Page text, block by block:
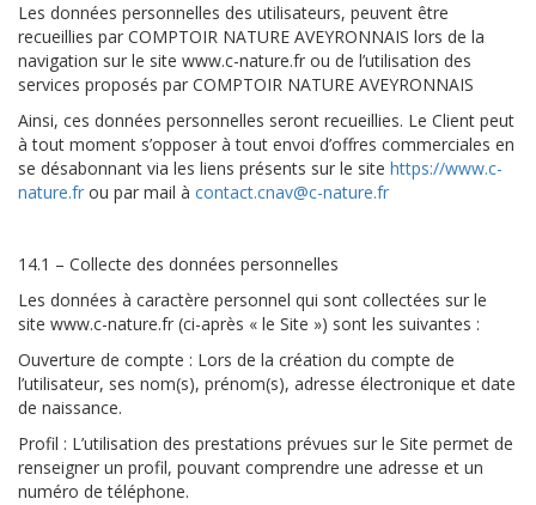
Les données personnelles des utilisateurs, peuvent être
recueillies par COMPTOIR NATURE AVEYRONNAIS lors de la
navigation sur le site www.c-nature.fr ou de l’utilisation des
services proposés par COMPTOIR NATURE AVEYRONNAIS
Ainsi, ces données personnelles seront recueillies. Le Client peut
à tout moment s’opposer à tout envoi d’offres commerciales en
se désabonnant via les liens présents sur le site https://www.c-
nature.fr ou par mail à contact.cnav@c-nature.fr
14.1 – Collecte des données personnelles
Les données à caractère personnel qui sont collectées sur le
site www.c-nature.fr (ci-après « le Site ») sont les suivantes :
Ouverture de compte : Lors de la création du compte de
l’utilisateur, ses nom(s), prénom(s), adresse électronique et date
de naissance.
Profil : L’utilisation des prestations prévues sur le Site permet de
renseigner un profil, pouvant comprendre une adresse et un
numéro de téléphone.